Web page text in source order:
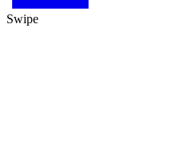
Swipe